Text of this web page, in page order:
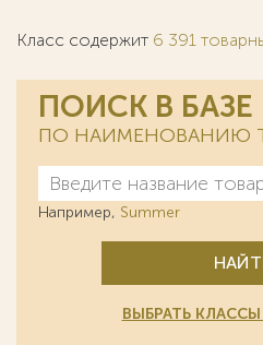
Класс содержит 6 391
ПОИСК В БАЗЕ
ПО НАИМЕНОВАНИЮ
Например, Summer
ВЫБРАТЬ